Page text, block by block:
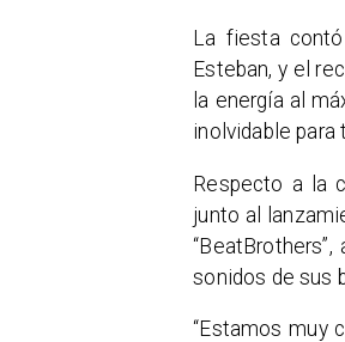
La fiesta
Esteban, y el
la energía al
inolvidable
Respecto a la
junto al
sonidos de sus
“Estamos muy